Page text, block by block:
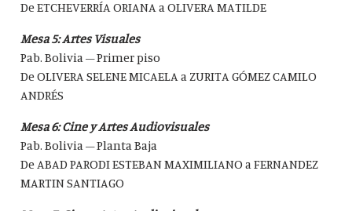
De ETCHEVERRÍA ORIANA a OLIVERA MATILDE
Mesa 5: Artes Visuales
Pab. Bolivia – Primer piso
De OLIVERA SELENE MICAELA a ZURITA GÓMEZ CAMILO
ANDRÉS
Mesa 6: Cine y Artes Audiovisuales
Pab. Bolivia – Planta Baja
De ABAD PARODI ESTEBAN MAXIMILIANO a FERNANDEZ
MARTIN SANTIAGO